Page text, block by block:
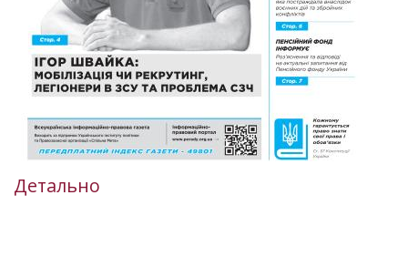
Детально